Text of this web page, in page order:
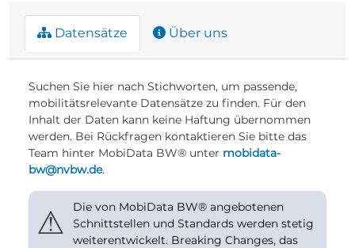
Datensätze Über uns
Suchen Sie hier nach Stichworten, um passende,
mobilitätsrelevante Datensätze zu finden. Für den
Inhalt der Daten kann keine Haftung übernommen
werden. Bei Rückfragen kontaktieren Sie bitte das
Team hinter MobiData BW® unter mobidata-
bw@nvbw.de.
⚠
Die von MobiData BW® angebotenen
Schnittstellen und Standards werden stetig
weiterentwickelt. Breaking Changes, das